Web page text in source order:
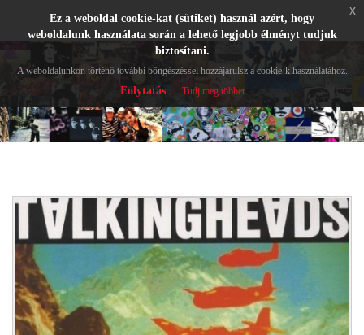
Ez a weboldal cookie-kat (sütiket) használ azért, hogy
weboldalunk használata során a lehető legjobb élményt tudjuk
biztosítani.
A weboldalunkon történő további böngészéssel hozzájárulsz a cookie-k használatához.
Folytatás Tudj meg többet
x